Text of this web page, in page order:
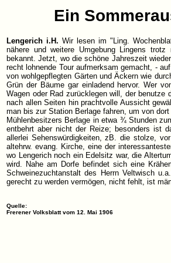
Ein
Lengerich i.H. Wir lesen im "Ling.
nähere und weitere Umgebung Lingens
bekannt. Jetzt, wo die schöne Jahreszeit
recht lohnende Tour aufmerksam gemacht, -
von wohlgepflegten Gärten und Äckern wie
Grün der Bäume gar einladend hervor. Wer
Wagen oder Rad zurücklegen will, der benutze
nach allen Seiten hin prachtvolle Aussicht
man bis zur Station Berlage fahren, um von
Mühlenbesitzers Berlage in etwa ¾ Stunden
entbehrt aber nicht der Reize; besonders ist
allerlei Sehenswürdigkeiten, zB. die stolze,
altehrw. evang. Kirche, eine der
wo Lengerich noch ein Edelsitz war, die
wird. Nahe am Dorfe befindet sich eine
Schweinezuchtanstalt des Herrn Veltwisch
gerecht zu werden vermögen, nicht fehlt, ist
Quelle:
Frerener Volksblatt vom 12. Mai 1906